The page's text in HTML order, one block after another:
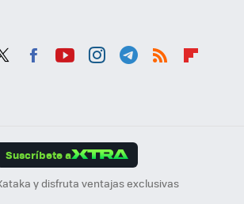
Suscríbete a
y disfruta ventajas exclusivas